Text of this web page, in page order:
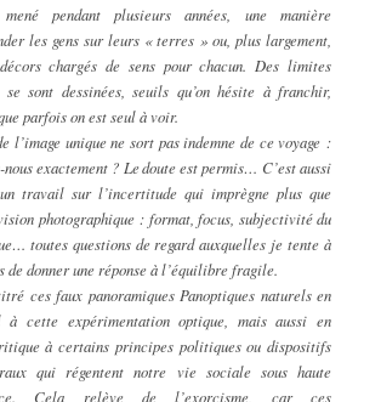
pendant plusieurs années, une manière
les gens sur leurs « terres » ou, plus largement,
chargés de sens pour chacun. Des limites
se sont dessinées, seuils qu’on hésite à franchir,
parfois on est seul à voir.
l’image unique ne sort pas indemne de ce voyage :
nous exactement ? Le doute est permis… C’est aussi
travail sur l’incertitude qui imprègne plus que
photographique : format, focus, subjectivité du
toutes questions de regard auxquelles je tente à
de donner une réponse à l’équilibre fragile.
ces faux panoramiques Panoptiques naturelsen
cette expérimentation optique, mais aussi en
à certains principes politiques ou dispositifs
qui régentent notre vie sociale sous haute
Cela relève de l’exorcisme, car ces